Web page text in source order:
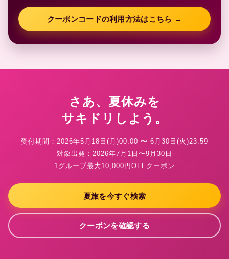
クーポンコードの利用方法はこちら →
さあ、夏休みを
サキドリしよう。
受付期間：2026年5月18日(月)00:00 〜 6月30日(火)23:59
対象出発：2026年7月1日〜9月30日
1グループ最大10,000円OFFクーポン
夏旅を今すぐ検索
クーポンを確認する